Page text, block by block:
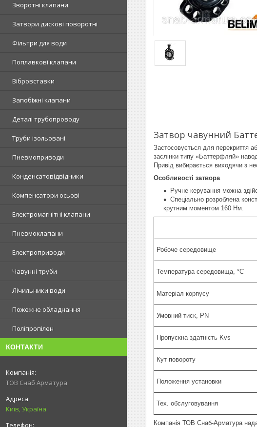
Зворотні клапани
Затвори дискові поворотні
Фільтри для води
Поплавкові клапани
Вібровставки
Запобіжні клапани
Деталі трубопроводу
Труби ізольовані
Пневмоприводи
Конденсатовідвідники
Компенсатори осьові
Електромагнітні клапани
Пневмоклапани
Електроприводи
Чавунні труби
Лічильники води
Пожежне обладнання
Поліпропілен
КОНТАКТИ
ТОВ Снаб Арматура
Київ, Україна
Затвор чавунний
Застосовується для перекриття
заслінки типу «Баттерфляй»
Привід вибирається виходячи з
Особливості затвора
Ручне керування можна
Спеціально розроблена
крутним моментом 160 Нм.
Робоче середовище
Температура середовища, °C
Матеріал корпусу
Умовний тиск, PN
Пропускна здатність Kvs
Кут повороту
Положення установки
Тех. обслуговування
Компанія ТОВ Снаб-Арматура